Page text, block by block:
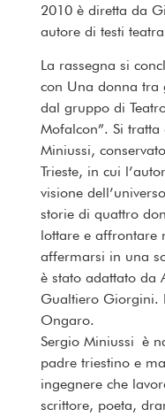
2010 è diretta da
autore di testi
La rassegna si
con Una donna tra
dal gruppo di
Mofalcon”. Si
Miniussi,
Trieste, in cui
visione
storie di quattro
lottare e affrontare
affermarsi in una
è stato adattato da
Gualtiero Giorgini.
Ongaro.
Sergio Miniussi è
padre triestino e
ingegnere che
scrittore, poeta,